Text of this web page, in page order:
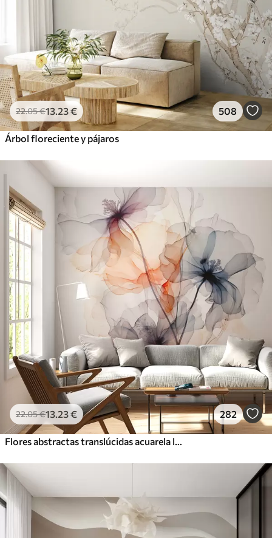
22.05€13 .23€ 508
Árbol floreciente y pájaros
22.05€13 .23€ 282